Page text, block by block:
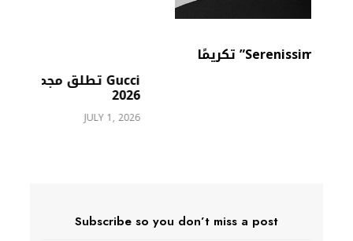
Gucci تطلق مجموعة المجوهرات الراقية
Subscribe so you don’t miss a post